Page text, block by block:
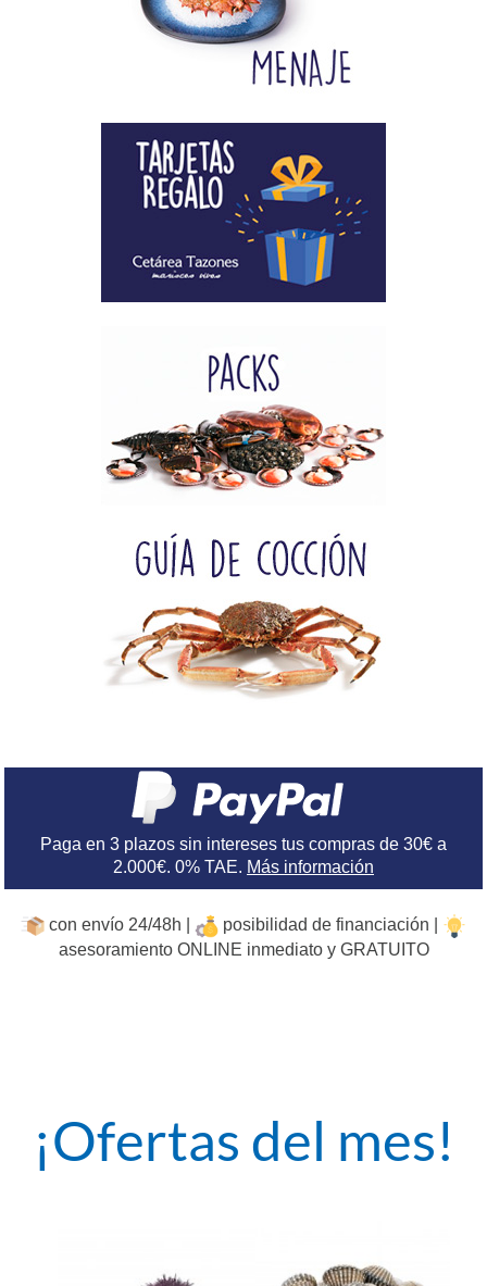
Paga en 3 plazos sin intereses tus compras de 30€ a
2.000€. 0% TAE. Más información
con envío 24/48h |
posibilidad de financiación |
asesoramiento ONLINE inmediato y GRATUITO
¡Ofertas del mes!